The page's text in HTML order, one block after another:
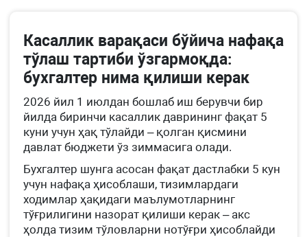
Касаллик варақаси бўйича нафақа
тўлаш тартиби ўзгармоқда:
бухгалтер нима қилиши керак
2026 йил 1 июлдан бошлаб иш берувчи бир
йилда биринчи касаллик даврининг фақат 5
куни учун ҳақ тўлайди – қолган қисмини
давлат бюджети ўз зиммасига олади.
Бухгалтер шунга асосан фақат дастлабки 5 кун
учун нафақа ҳисоблаши, тизимлардаги
ходимлар ҳақидаги маълумотларнинг
тўғрилигини назорат қилиши керак – акс
ҳолда тизим тўловларни нотўғри ҳисоблайди